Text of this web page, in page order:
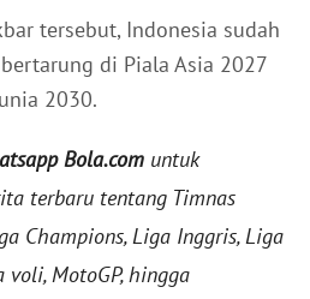
tersebut, Indonesia sudah
di Piala Asia 2027
2030.
Bola.com untuk
terbaru tentang Timnas
Champions, Liga Inggris, Liga
MotoGP, hingga